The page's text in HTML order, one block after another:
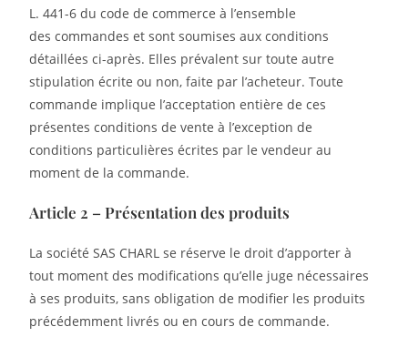
L. 441-6 du code de commerce à l’ensemble
des commandes et sont soumises aux conditions
détaillées ci-après. Elles prévalent sur toute autre
stipulation écrite ou non, faite par l’acheteur. Toute
commande implique l’acceptation entière de ces
présentes conditions de vente à l’exception de
conditions particulières écrites par le vendeur au
moment de la commande.
Article 2 – Présentation des produits
La société SAS CHARL se réserve le droit d’apporter à
tout moment des modifications qu’elle juge nécessaires
à ses produits, sans obligation de modifier les produits
précédemment livrés ou en cours de commande.